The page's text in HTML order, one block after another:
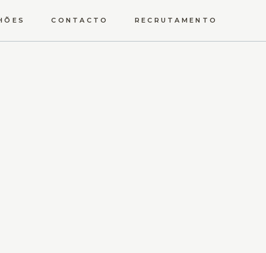
CONTACTO RECRUTAMENTO